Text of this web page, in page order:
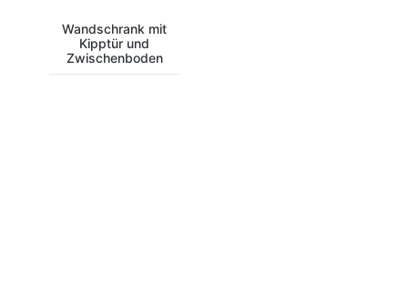
Wandschrank mit
Kipptür und
Zwischenboden